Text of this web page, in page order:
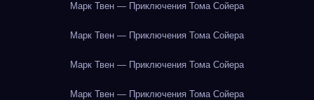
Марк Твен — Приключения Тома Сойера
Марк Твен — Приключения Тома Сойера
Марк Твен — Приключения Тома Сойера
Марк Твен — Приключения Тома Сойера